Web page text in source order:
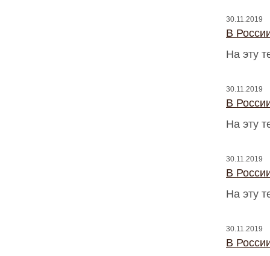
30.11.2019
В
На эту
30.11.2019
В
На эту
30.11.2019
В
На эту
30.11.2019
В